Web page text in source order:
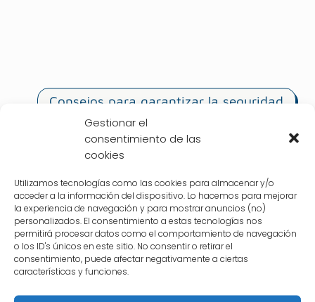
Gestionar el
consentimiento de las
cookies
Utilizamos tecnologías como las cookies para almacenar y/o
acceder a la información del dispositivo. Lo hacemos para mejorar
la experiencia de navegación y para mostrar anuncios (no)
personalizados. El consentimiento a estas tecnologías nos
permitirá procesar datos como el comportamiento de navegación
o los ID's únicos en este sitio. No consentir o retirar el
consentimiento, puede afectar negativamente a ciertas
características y funciones.
Consejos para garantizar la seguridad
en el Internet de las cosas
Tendencias en innovación tecnológica:
Superando los retos de la
implementación de tecnologías
innovadoras
Evolución del Internet de las cosas: de